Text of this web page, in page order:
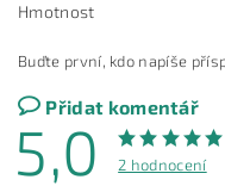
Hmotnost
Buďte první, kdo napíše
Přidat komentář
5,0 2 hodnocení